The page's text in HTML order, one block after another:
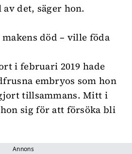
det, säger hon.
död – ville föda
i februari 2019 hade
embryos som hon
tillsammans. Mitt i
sig för att försöka bli
Annons